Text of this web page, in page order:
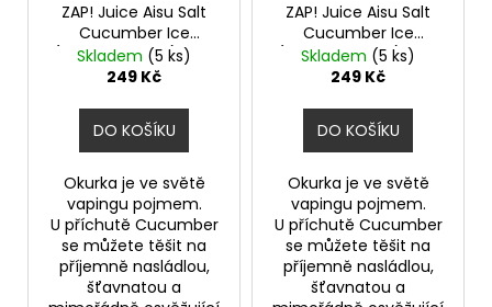
ZAP! Juice Aisu Salt
Cucumber Ice
(Ledová okurka) 10ml
20mg
Skladem (5 ks)
249 Kč
DO KOŠÍKU
Okurka je ve světě
vapingu pojmem.
U příchutě Cucumber
se můžete těšit na
příjemně nasládlou,
šťavnatou a
ZAP! Juice Aisu Salt
Cucumber Ice
(Ledová okurka) 10ml
10mg
Skladem (5 ks)
249 Kč
DO KOŠÍKU
Okurka je ve světě
vapingu pojmem.
U příchutě Cucumber
se můžete těšit na
příjemně nasládlou,
šťavnatou a